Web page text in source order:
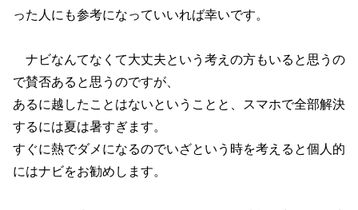
った人にも参考になっていいれば幸いです。
ナビなんてなくて大丈夫という考えの方もいると思うの
で賛否あると思うのですが、
あるに越したことはないということと、スマホで全部解決
するには夏は暑すぎます。
すぐに熱でダメになるのでいざという時を考えると個人的
にはナビをお勧めします。